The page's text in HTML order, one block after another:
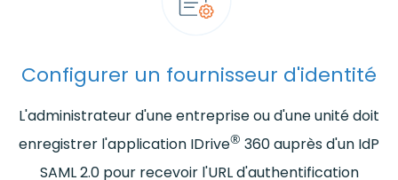
Configurer un fournisseur d'identité
L'administrateur d'une entreprise ou d'une unité doit
enregistrer l'application IDrive® 360 auprès d'un IdP
SAML 2.0 pour recevoir l'URL d'authentification